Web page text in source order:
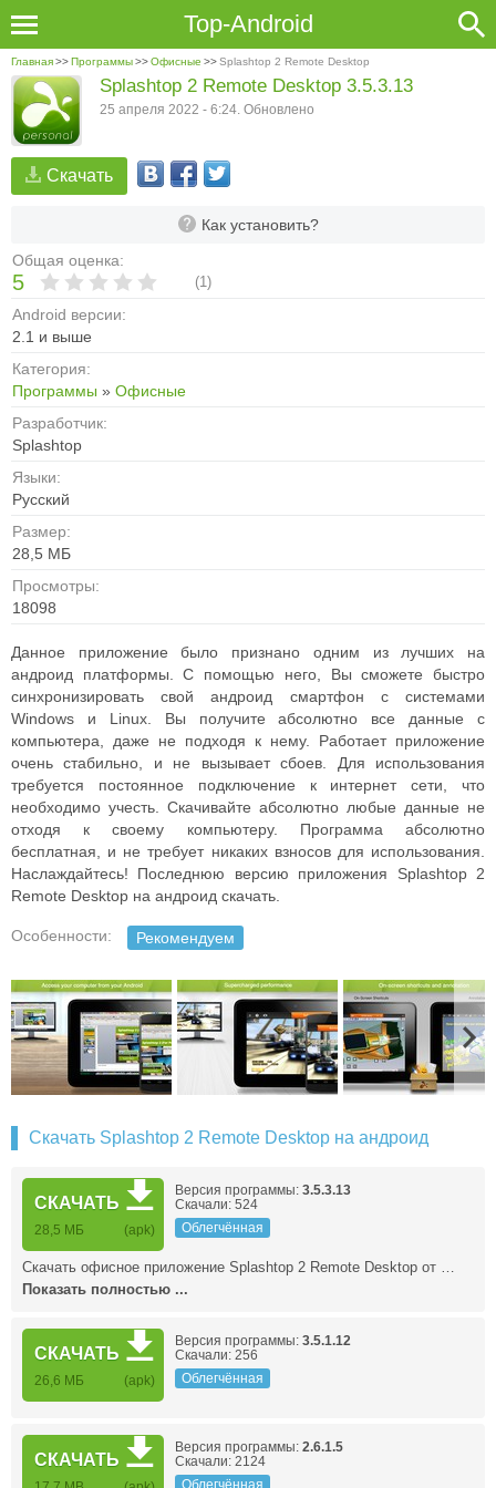
Top-Android
Главная>>Программы>>Офисные >>Splashtop 2 Remote Desktop
Скачать
Как установить?
Общая оценка:
5 (1)
Android версии:
2.1 и выше
Категория:
Программы » Офисные
Разработчик:
Splashtop
Языки:
Русский
Размер:
28,5 МБ
Просмотры:
18098
Splashtop 2 Remote Desktop 3.5.3.13
25 апреля 2022 - 6:24. Обновлено
Данное приложение было признано одним из лучших на
андроид платформы. С помощью него, Вы сможете быстро
синхронизировать свой андроид смартфон с системами
Windows и Linux. Вы получите абсолютно все данные с
компьютера, даже не подходя к нему. Работает приложение
очень стабильно, и не вызывает сбоев. Для использования
требуется постоянное подключение к интернет сети, что
необходимо учесть. Скачивайте абсолютно любые данные не
отходя к своему компьютеру. Программа абсолютно
бесплатная, и не требует никаких взносов для использования.
Наслаждайтесь! Последнюю версию приложения Splashtop 2
Remote Desktop на андроид скачать.
Особенности: Рекомендуем
Скачать Splashtop 2 Remote Desktop на андроид
СКАЧАТЬ
28,5 МБ (apk)
Версия программы: 3.5.3.13
Скачали: 524
Облегчённая
Скачать офисное приложение Splashtop 2 Remote Desktop от …
Показать полностью ...
СКАЧАТЬ
26,6 МБ (apk)
Версия программы: 3.5.1.12
Скачали: 256
Облегчённая
СКАЧАТЬ
Версия программы: 2.6.1.5
Скачали: 2124
Облегчённая